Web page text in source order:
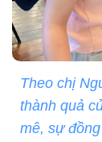
Theo chị
thành quả
mê, sự